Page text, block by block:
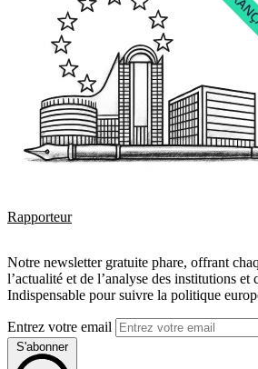
Rapporteur
Notre newsletter gratuite phare, offrant
l’actualité et de l’analyse des institutions et
Indispensable pour suivre la politique
Entrez votre email
S'abonner